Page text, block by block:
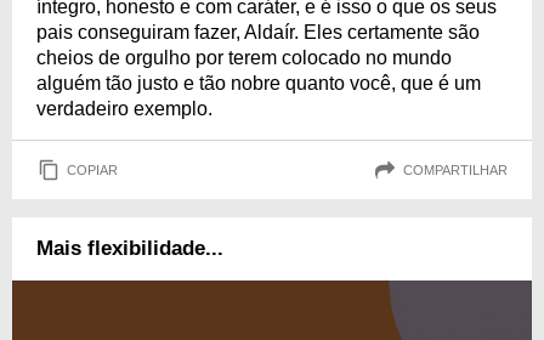
íntegro, honesto e com caráter, e é isso o que os seus
pais conseguiram fazer, Aldaír. Eles certamente são
cheios de orgulho por terem colocado no mundo
alguém tão justo e tão nobre quanto você, que é um
verdadeiro exemplo.
COPIAR COMPARTILHAR
Mais flexibilidade...